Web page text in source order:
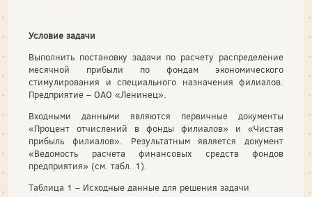
Условие задачи
Выполнить постановку задачи по расчету распределение
месячной прибыли по фондам экономического
стимулирования и специального назначения филиалов.
Предприятие – ОАО «Ленинец».
Входными данными являются первичные документы
«Процент отчислений в фонды филиалов» и «Чистая
прибыль филиалов». Результатным является документ
«Ведомость расчета финансовых средств фондов
предприятия» (см. табл. 1).
Таблица 1 – Исходные данные для решения задачи